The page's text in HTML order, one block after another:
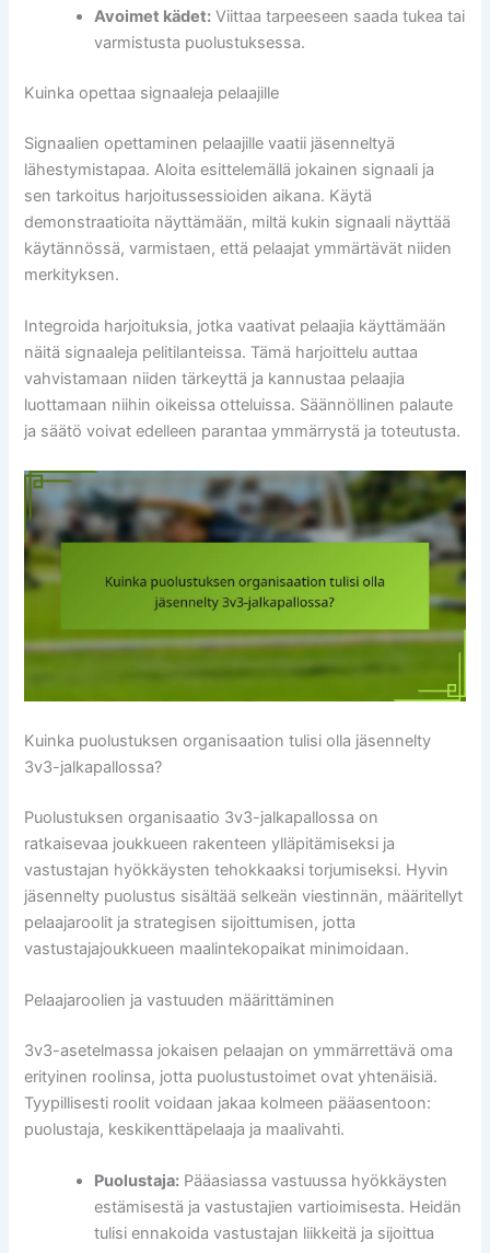
Avoimet kädet: Viittaa tarpeeseen saada tukea tai
varmistusta puolustuksessa.
Kuinka opettaa signaaleja pelaajille
Signaalien opettaminen pelaajille vaatii jäsenneltyä
lähestymistapaa. Aloita esittelemällä jokainen signaali ja
sen tarkoitus harjoitussessioiden aikana. Käytä
demonstraatioita näyttämään, miltä kukin signaali näyttää
käytännössä, varmistaen, että pelaajat ymmärtävät niiden
merkityksen.
Integroida harjoituksia, jotka vaativat pelaajia käyttämään
näitä signaaleja pelitilanteissa. Tämä harjoittelu auttaa
vahvistamaan niiden tärkeyttä ja kannustaa pelaajia
luottamaan niihin oikeissa otteluissa. Säännöllinen palaute
ja säätö voivat edelleen parantaa ymmärrystä ja toteutusta.
Kuinka puolustuksen organisaation tulisi olla jäsennelty
3v3-jalkapallossa?
Puolustuksen organisaatio 3v3-jalkapallossa on
ratkaisevaa joukkueen rakenteen ylläpitämiseksi ja
vastustajan hyökkäysten tehokkaaksi torjumiseksi. Hyvin
jäsennelty puolustus sisältää selkeän viestinnän, määritellyt
pelaajaroolit ja strategisen sijoittumisen, jotta
vastustajajoukkueen maalintekopaikat minimoidaan.
Pelaajaroolien ja vastuuden määrittäminen
3v3-asetelmassa jokaisen pelaajan on ymmärrettävä oma
erityinen roolinsa, jotta puolustustoimet ovat yhtenäisiä.
Tyypillisesti roolit voidaan jakaa kolmeen pääasentoon:
puolustaja, keskikenttäpelaaja ja maalivahti.
Puolustaja: Pääasiassa vastuussa hyökkäysten
estämisestä ja vastustajien vartioimisesta. Heidän
tulisi ennakoida vastustajan liikkeitä ja sijoittua